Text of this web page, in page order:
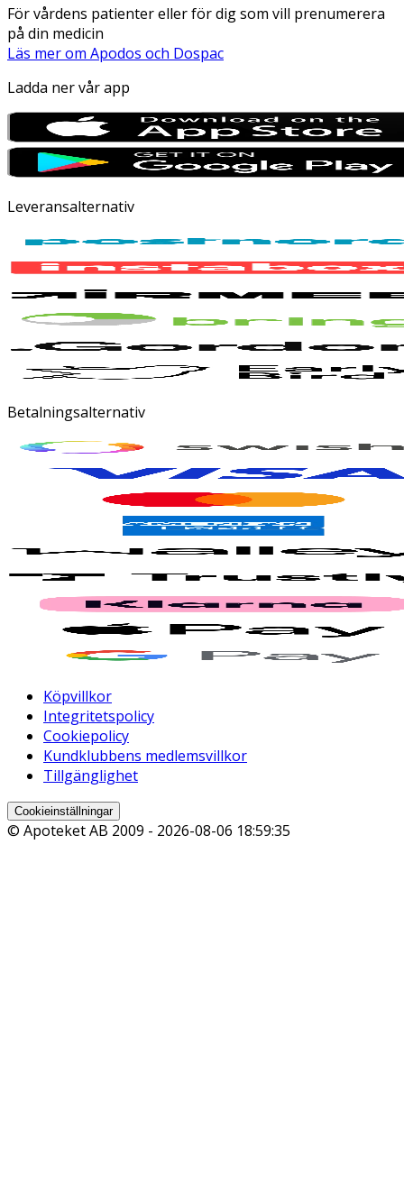
För vårdens patienter eller för dig som vill prenumerera
på din medicin
Läs mer om Apodos och Dospac
Ladda ner vår app
Leveransalternativ
Betalningsalternativ
Köpvillkor
Integritetspolicy
Cookiepolicy
Kundklubbens medlemsvillkor
Tillgänglighet
Cookieinställningar
© Apoteket AB 2009 - 2026-08-06 18:59:35